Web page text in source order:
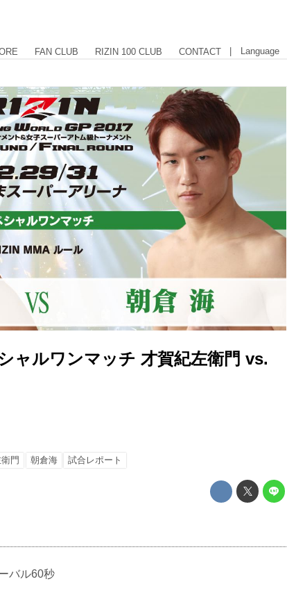
FAN CLUB RIZIN 100 CLUB CONTACT | Language
ャルワンマッチ 才賀紀左衛門 vs.
門 朝倉海 試合レポート
バル60秒